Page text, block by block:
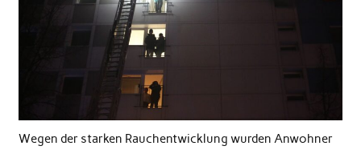
Wegen der starken Rauchentwicklung wurden Anwohner